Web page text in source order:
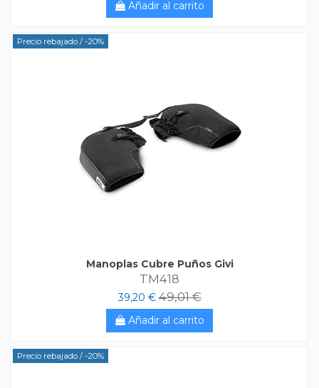
Añadir al carrito
Precio rebajado / -20%
Manoplas Cubre Puños Givi
TM418
39,20 € 49,01 €
Añadir al carrito
Precio rebajado / -20%